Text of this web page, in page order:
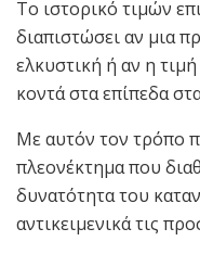
Το ιστορικό τιμών
διαπιστώσει αν μια
ελκυστική ή αν η
κοντά στα επίπεδα
Με αυτόν τον τρόπο
πλεονέκτημα που
δυνατότητα του
αντικειμενικά τις